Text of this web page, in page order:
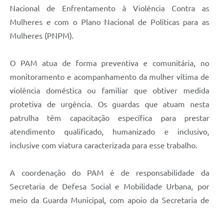
Contas Públicas
Legislação
Serviços Online
Nacional de Enfrentamento à Violência Contra as
Mulheres e com o Plano Nacional de Políticas para as
Mulheres (PNPM).
O PAM atua de forma preventiva e comunitária, no
monitoramento e acompanhamento da mulher vítima de
violência doméstica ou familiar que obtiver medida
protetiva de urgência. Os guardas que atuam nesta
patrulha têm capacitação específica para prestar
atendimento qualificado, humanizado e inclusivo,
inclusive com viatura caracterizada para esse trabalho.
A coordenação do PAM é de responsabilidade da
Secretaria de Defesa Social e Mobilidade Urbana, por
meio da Guarda Municipal, com apoio da Secretaria de